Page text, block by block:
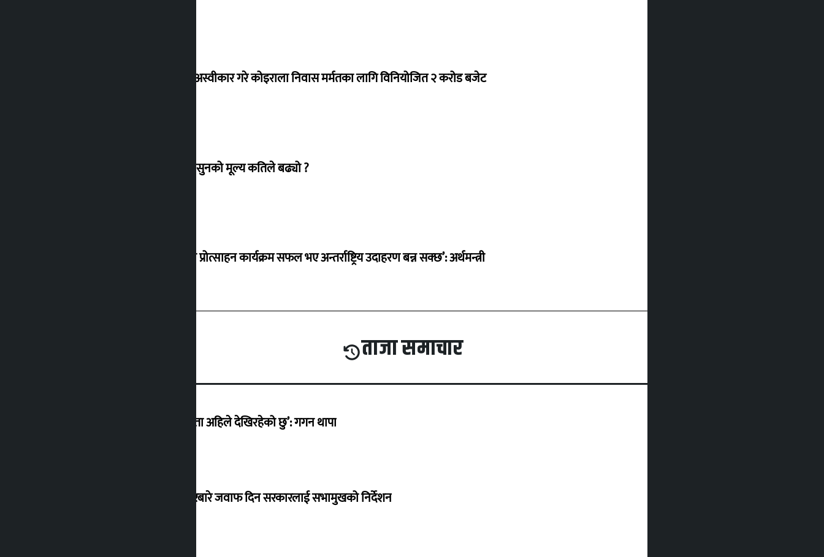
शेखरले अस्वीकार गरे कोइराला निवास मर्मतका लागि विनियोजित २ करोड बजेट
शुक्रबार सुनको मूल्य कतिले बढ्यो ?
‘करदाता प्रोत्साहन कार्यक्रम सफल भए अन्तर्राष्ट्रिय उदाहरण बन्न सक्छ’: अर्थमन्त्री
ताजा समाचार
‘देशमा कहिल्यै नभएको शासकीय अराजकता अहिले देखिरहेको छु’: गगन थापा
सांसद यादवले उठाएको ढल्केबर ट्रमा सेन्टरबारे जवाफ दिन सरकारलाई सभामुखको निर्देशन